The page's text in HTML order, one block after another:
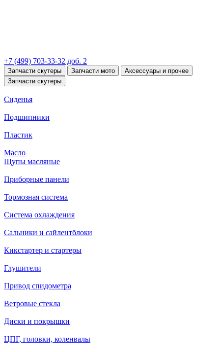
+7 (499) 703-33-32 доб. 2
Запчасти скутеры Запчасти мото
Аксессуары и прочее
Запчасти скутеры
Сиденья
Подшипники
Пластик
Масло
Щупы масляные
Приборные панели
Тормозная система
Система охлаждения
Сальники и сайлентблоки
Кикстартер и стартеры
Глушители
Привод спидометра
Ветровые стекла
Диски и покрышки
ЦПГ, головки, коленвалы